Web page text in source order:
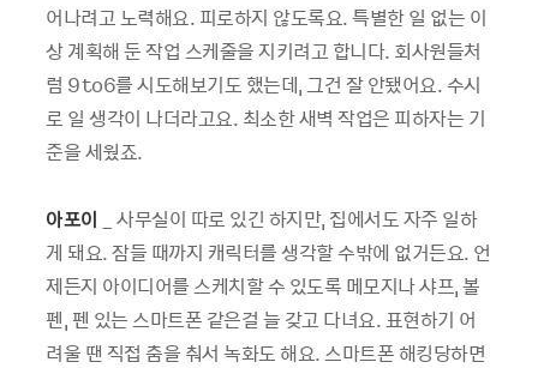
어나려고 노력해요. 피로하지 않도록요. 특별한 일 없는 이
상 계획해 둔 작업 스케줄을 지키려고 합니다. 회사원들처
럼 9to6를 시도해보기도 했는데, 그건 잘 안됐어요. 수시
로 일 생각이 나더라고요. 최소한 새벽 작업은 피하자는 기
준을 세웠죠.
아포이 _ 사무실이 따로 있긴 하지만, 집에서도 자주 일하
게 돼요. 잠들 때까지 캐릭터를 생각할 수밖에 없거든요. 언
제든지 아이디어를 스케치할 수 있도록 메모지나 샤프, 볼
펜, 펜 있는 스마트폰 같은걸 늘 갖고 다녀요. 표현하기 어
려울 땐 직접 춤을 춰서 녹화도 해요. 스마트폰 해킹당하면